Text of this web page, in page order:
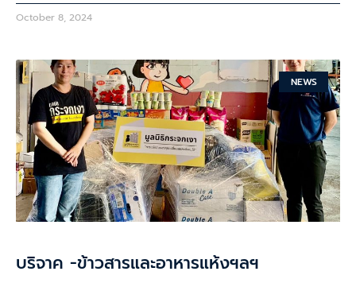
October 8, 2024
NEWS
บริจาค -ข้าวสารและอาหารแห้งฯลฯ